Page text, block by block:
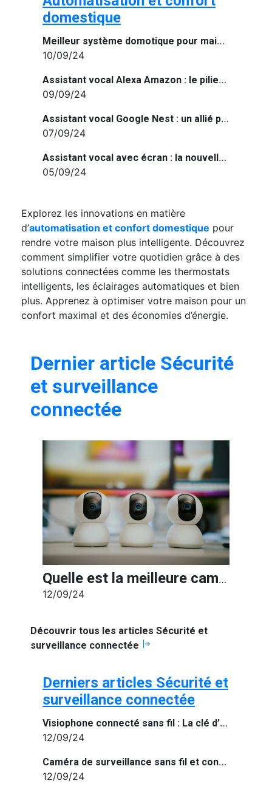
domestique
Meilleur système domotique pour maison connectée
10/09/24
Assistant vocal Alexa Amazon : le pilier de la maison connectée
09/09/24
Assistant vocal Google Nest : un allié pour une maison connectée et intelligente
07/09/24
Assistant vocal avec écran : la nouvelle ère de la maison connectée
05/09/24
Explorez les innovations en matière
d’automatisation et confort domestique pour
rendre votre maison plus intelligente. Découvrez
comment simplifier votre quotidien grâce à des
solutions connectées comme les thermostats
intelligents, les éclairages automatiques et bien
plus. Apprenez à optimiser votre maison pour un
confort maximal et des économies d’énergie.
Dernier article Sécurité
et surveillance
connectée
Quelle est la meilleure caméra de surveillance wifi de 2024 ?
12/09/24
Découvrir tous les articles Sécurité et
surveillance connectée
Derniers articles Sécurité et
surveillance connectée
Visiophone connecté sans fil : La clé d’une maison connectée et sécurisée
12/09/24
Caméra de surveillance sans fil et connectée à internet : Sécurisez votre maison intelligemment
12/09/24